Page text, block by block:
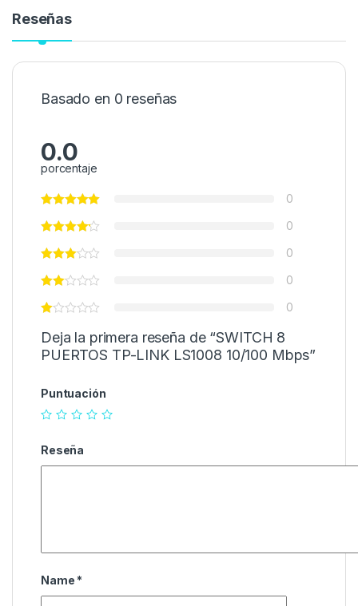
Reseñas
Basado en 0 reseñas
0.0
porcentaje
0
0
0
0
0
Deja la primera reseña de “SWITCH 8
PUERTOS TP-LINK LS1008 10/100 Mbps”
Puntuación
Reseña
Name *